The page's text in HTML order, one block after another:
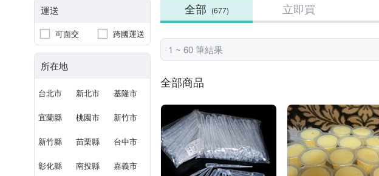
運送
可面交 跨國運送
所在地
台北市 新北市 基隆市
宜蘭縣 桃園市 新竹市
新竹縣 苗栗縣 台中市
彰化縣 南投縣 嘉義市
全部 (677) 立即買
1 ~ 60 筆結果
全部商品